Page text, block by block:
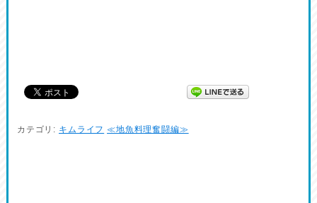
カテゴリ: キムライフ ≪地魚料理奮闘編≫